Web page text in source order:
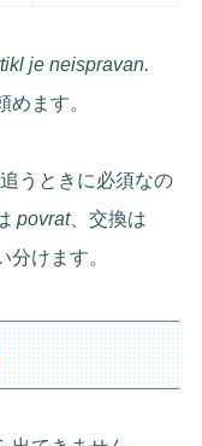
je neispravan.
めます。
うときに必須なの
povrat、交換は
分けます。